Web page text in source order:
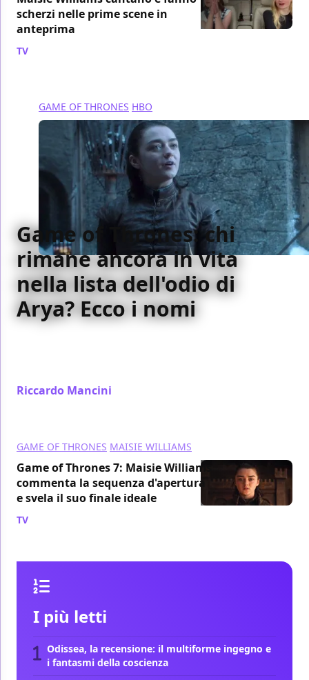
scherzi nelle prime scene in
anteprima
TV
GAME OF THRONES HBO
Game of Thrones: chi
rimane ancora in vita
nella lista dell'odio di
Arya? Ecco i nomi
Riccardo Mancini
GAME OF THRONES MAISIE WILLIAMS
Game of Thrones 7: Maisie Williams
commenta la sequenza d'apertura
e svela il suo finale ideale
TV
I più letti
Odissea, la recensione: il multiforme ingegno e
i fantasmi della coscienza